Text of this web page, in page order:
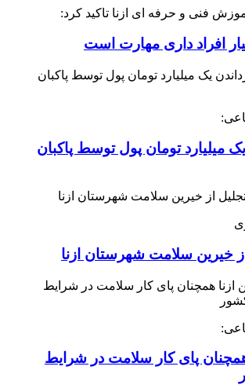
فنی و حرفه ای ازنا تاکید کرد:
افراد داری مهارت است
میلیارد تومان پول توسط پاکبان
از خیرین سلامت شهرستان ازنا
همچنان پای کار سلامت در شرایط